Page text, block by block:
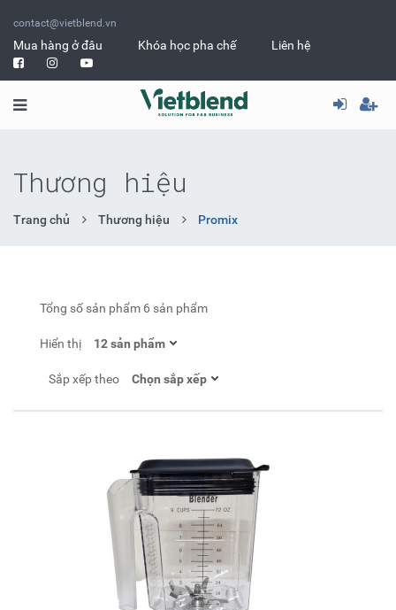
contact@vietblend.vn
Mua hàng ở đâu Khóa học pha chế Liên hệ
Thương hiệu
Trang chủ Thương hiệu Promix
Tổng số sản phẩm 6 sản phẩm
Hiển thị
Sắp xếp theo